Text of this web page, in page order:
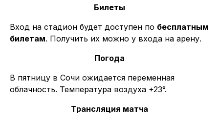
Билеты
Вход на стадион будет доступен по бесплатным
билетам. Получить их можно у входа на арену.
Погода
В пятницу в Сочи ожидается переменная
облачность. Температура воздуха +23°.
Трансляция матча